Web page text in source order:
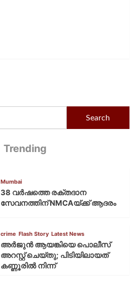
Search
Trending
Mumbai
38 വർഷത്തെ രക്തദാന
സേവനത്തിന് NMCAയ്ക്ക് ആദരം
crime Flash Story Latest News
അർജുൻ ആയങ്കിയെ പൊലീസ്
അറസ്റ്റ് ചെയ്‌തു; പിടിയിലായത്
കണ്ണൂരിൽ നിന്ന്